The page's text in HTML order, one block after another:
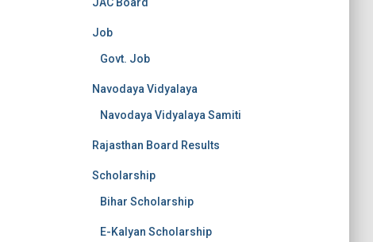
Job
Govt. Job
Navodaya Vidyalaya
Navodaya Vidyalaya Samiti
Rajasthan Board Results
Scholarship
Bihar Scholarship
E-Kalyan Scholarship